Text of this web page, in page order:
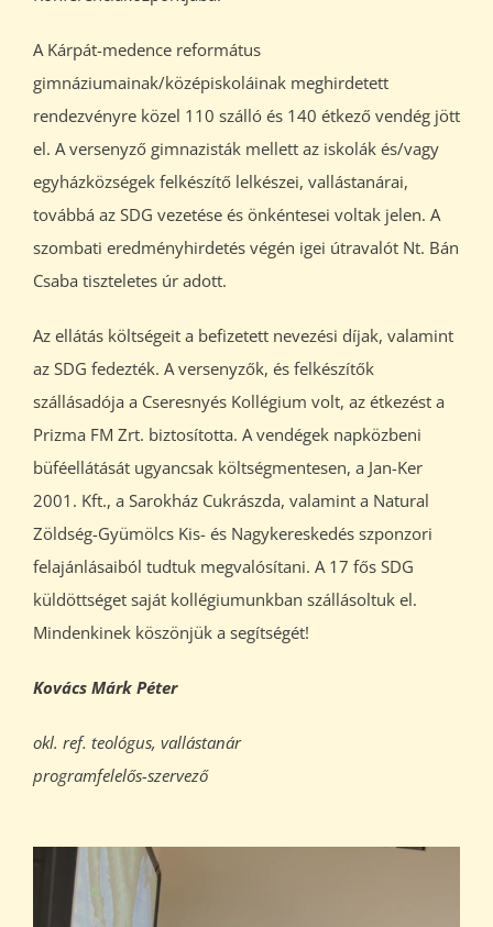
A Kárpát-medence református
gimnáziumainak/középiskoláinak meghirdetett
rendezvényre közel 110 szálló és 140 étkező vendég jött
el. A versenyző gimnazisták mellett az iskolák és/vagy
egyházközségek felkészítő lelkészei, vallástanárai,
továbbá az SDG vezetése és önkéntesei voltak jelen. A
szombati eredményhirdetés végén igei útravalót Nt. Bán
Csaba tiszteletes úr adott.
Az ellátás költségeit a befizetett nevezési díjak, valamint
az SDG fedezték. A versenyzők, és felkészítők
szállásadója a Cseresnyés Kollégium volt, az étkezést a
Prizma FM Zrt. biztosította. A vendégek napközbeni
büféellátását ugyancsak költségmentesen, a Jan-Ker
2001. Kft., a Sarokház Cukrászda, valamint a Natural
Zöldség-Gyümölcs Kis- és Nagykereskedés szponzori
felajánlásaiból tudtuk megvalósítani. A 17 fős SDG
küldöttséget saját kollégiumunkban szállásoltuk el.
Mindenkinek köszönjük a segítségét!
Kovács Márk Péter
okl. ref. teológus, vallástanár
programfelelős-szervező